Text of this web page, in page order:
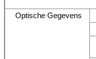
Optische Gegevens